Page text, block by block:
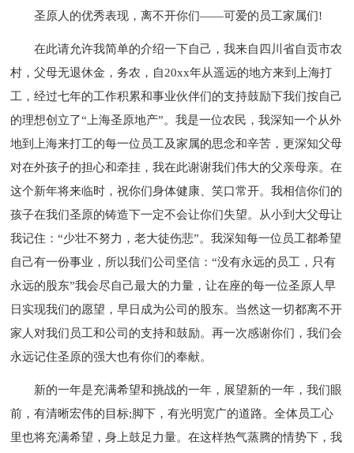
圣原人的优秀表现，离不开你们——可爱的员工家属们!
在此请允许我简单的介绍一下自己，我来自四川省自贡市农
村，父母无退休金，务农，自20xx年从遥远的地方来到上海打
工，经过七年的工作积累和事业伙伴们的支持鼓励下我们按自己
的理想创立了“上海圣原地产”。我是一位农民，我深知一个从外
地到上海来打工的每一位员工及家属的思念和辛苦，更深知父母
对在外孩子的担心和牵挂，我在此谢谢我们伟大的父亲母亲。在
这个新年将来临时，祝你们身体健康、笑口常开。我相信你们的
孩子在我们圣原的铸造下一定不会让你们失望。从小到大父母让
我记住：“少壮不努力，老大徒伤悲”。我深知每一位员工都希望
自己有一份事业，所以我们公司坚信：“没有永远的员工，只有
永远的股东”我会尽自己最大的力量，让在座的每一位圣原人早
日实现我们的愿望，早日成为公司的股东。当然这一切都离不开
家人对我们员工和公司的支持和鼓励。再一次感谢你们，我们会
永远记住圣原的强大也有你们的奉献。
新的一年是充满希望和挑战的一年，展望新的一年，我们眼
前，有清晰宏伟的目标;脚下，有光明宽广的道路。全体员工心
里也将充满希望，身上鼓足力量。在这样热气蒸腾的情势下，我